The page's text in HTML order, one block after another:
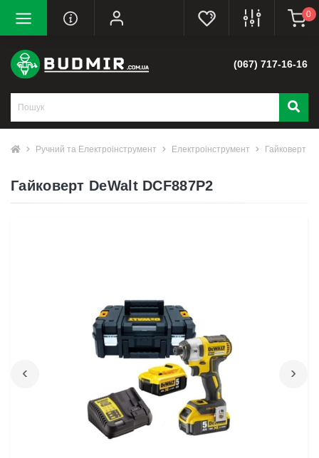
0
(067) 717-16-16
Ручний та Електроінструмент Електроінструмент Гайковерт
Гайковерт DeWalt DCF887P2
‹ ›